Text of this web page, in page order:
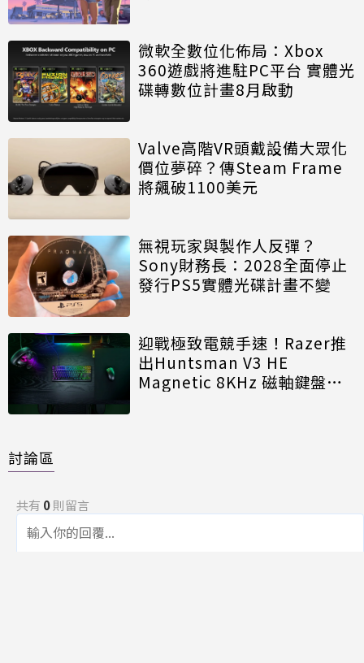
微軟全數位化佈局：Xbox
360遊戲將進駐PC平台 實體光
碟轉數位計畫8月啟動
Valve高階VR頭戴設備大眾化
價位夢碎？傳Steam Frame
將飆破1100美元
無視玩家與製作人反彈？
Sony財務長：2028全面停止
發行PS5實體光碟計畫不變
迎戰極致電競手速！Razer推
出Huntsman V3 HE
Magnetic 8KHz 磁軸鍵盤效
討論區
共有 0則留言